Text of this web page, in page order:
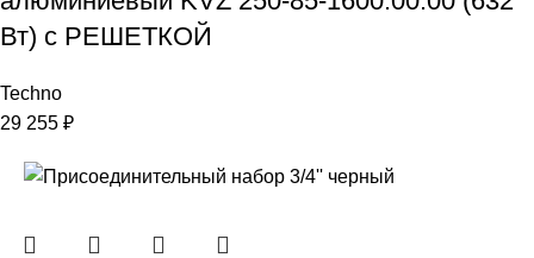
Вт) с РЕШЕТКОЙ
Techno
29 255 ₽